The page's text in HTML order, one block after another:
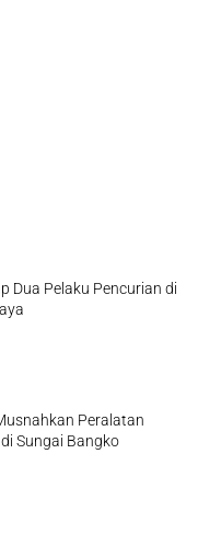
Dua Pelaku Pencurian di
Peralatan
Sungai Bangko